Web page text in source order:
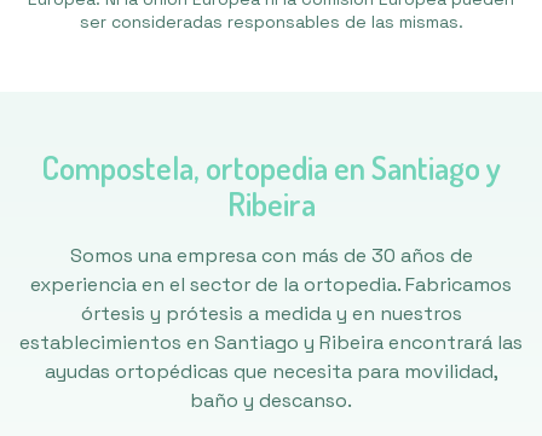
ser consideradas responsables de las mismas.
Compostela, ortopedia en Santiago y
Ribeira
Somos una empresa con más de 30 años de
experiencia en el sector de la ortopedia. Fabricamos
órtesis y prótesis a medida y en nuestros
establecimientos en Santiago y Ribeira encontrará las
ayudas ortopédicas que necesita para movilidad,
baño y descanso.